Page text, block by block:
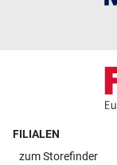
FILIALEN
zumStorefinder